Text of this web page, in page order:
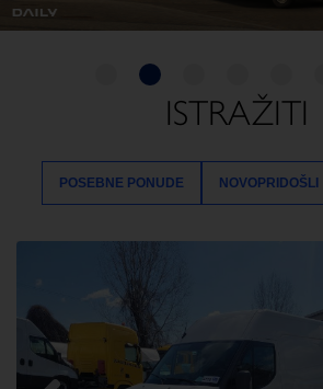
ISTRAŽITI
POSEBNE PONUDE NOVOPRIDOŠLI